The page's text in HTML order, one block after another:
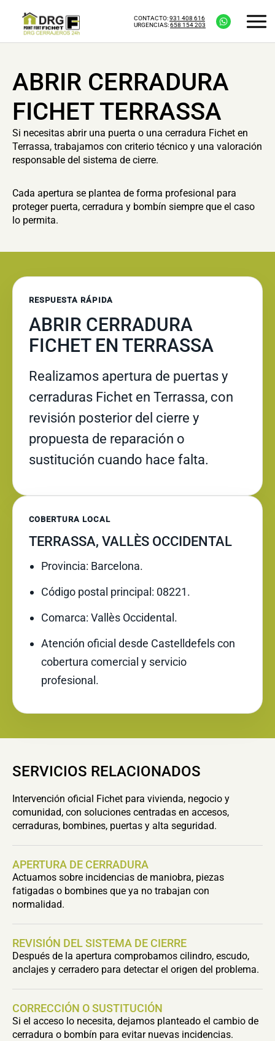
CONTACTO:931 408 616
URGENCIAS:658 154 203
ABRIR CERRADURA
FICHET TERRASSA
Si necesitas abrir una puerta o una cerradura Fichet en
Terrassa, trabajamos con criterio técnico y una valoración
responsable del sistema de cierre.
Cada apertura se plantea de forma profesional para
proteger puerta, cerradura y bombín siempre que el caso
lo permita.
RESPUESTA RÁPIDA
ABRIR CERRADURA
FICHET EN TERRASSA
Realizamos apertura de puertas y
cerraduras Fichet en Terrassa, con
revisión posterior del cierre y
propuesta de reparación o
sustitución cuando hace falta.
COBERTURA LOCAL
TERRASSA, VALLÈS OCCIDENTAL
Provincia: Barcelona.
Código postal principal: 08221.
Comarca: Vallès Occidental.
Atención oficial desde Castelldefels con
cobertura comercial y servicio
profesional.
SERVICIOS RELACIONADOS
Intervención oficial Fichet para vivienda, negocio y
comunidad, con soluciones centradas en accesos,
cerraduras, bombines, puertas y alta seguridad.
APERTURA DE CERRADURA
Actuamos sobre incidencias de maniobra, piezas
fatigadas o bombines que ya no trabajan con
normalidad.
REVISIÓN DEL SISTEMA DE CIERRE
Después de la apertura comprobamos cilindro, escudo,
anclajes y cerradero para detectar el origen del problema.
CORRECCIÓN O SUSTITUCIÓN
Si el acceso lo necesita, dejamos planteado el cambio de
cerradura o bombín para evitar nuevas incidencias.